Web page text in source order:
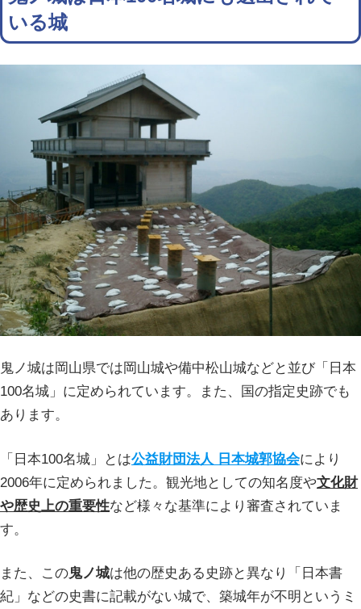
いる城
鬼ノ城は岡山県では岡山城や備中松山城などと並び「日本
100名城」に定められています。また、国の指定史跡でも
あります。
「日本100名城」とは公益財団法人 日本城郭協会により
2006年に定められました。観光地としての知名度や文化財
や歴史上の重要性など様々な基準により審査されていま
す。
また、この鬼ノ城は他の歴史ある史跡と異なり「日本書
紀」などの史書に記載がない城で、築城年が不明というミ